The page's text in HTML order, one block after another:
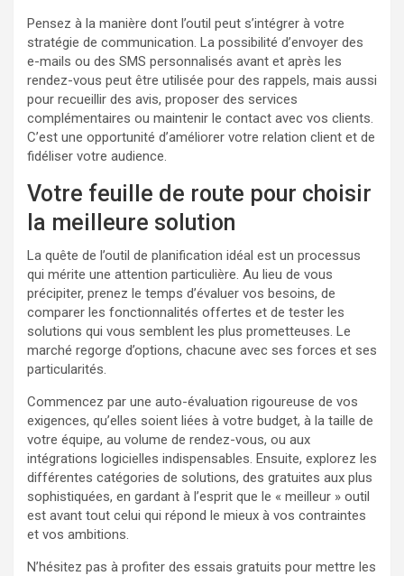
Pensez à la manière dont l’outil peut s’intégrer à votre
stratégie de communication. La possibilité d’envoyer des
e-mails ou des SMS personnalisés avant et après les
rendez-vous peut être utilisée pour des rappels, mais aussi
pour recueillir des avis, proposer des services
complémentaires ou maintenir le contact avec vos clients.
C’est une opportunité d’améliorer votre relation client et de
fidéliser votre audience.
Votre feuille de route pour choisir
la meilleure solution
La quête de l’outil de planification idéal est un processus
qui mérite une attention particulière. Au lieu de vous
précipiter, prenez le temps d’évaluer vos besoins, de
comparer les fonctionnalités offertes et de tester les
solutions qui vous semblent les plus prometteuses. Le
marché regorge d’options, chacune avec ses forces et ses
particularités.
Commencez par une auto-évaluation rigoureuse de vos
exigences, qu’elles soient liées à votre budget, à la taille de
votre équipe, au volume de rendez-vous, ou aux
intégrations logicielles indispensables. Ensuite, explorez les
différentes catégories de solutions, des gratuites aux plus
sophistiquées, en gardant à l’esprit que le « meilleur » outil
est avant tout celui qui répond le mieux à vos contraintes
et vos ambitions.
N’hésitez pas à profiter des essais gratuits pour mettre les